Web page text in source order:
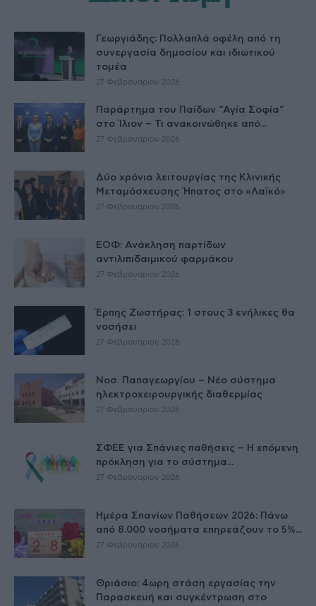
Γεωργιάδης: Πολλαπλά οφέλη από τη
συνεργασία δημοσίου και ιδιωτικού
τομέα
27 Φεβρουαρίου 2026
Παράρτημα του Παίδων “Αγία Σοφία”
στο Ίλιον – Τι ανακοινώθηκε από...
27 Φεβρουαρίου 2026
Δύο χρόνια λειτουργίας της Κλινικής
Μεταμόσχευσης Ήπατος στο «Λαϊκό»
27 Φεβρουαρίου 2026
ΕΟΦ: Ανάκληση παρτίδων
αντιλιπιδαιμικού φαρμάκου
27 Φεβρουαρίου 2026
Έρπης Ζωστήρας: 1 στους 3 ενήλικες θα
νοσήσει
27 Φεβρουαρίου 2026
Νοσ. Παπαγεωργίου – Νέο σύστημα
ηλεκτροχειρουργικής διαθερμίας
27 Φεβρουαρίου 2026
ΣΦΕΕ για Σπάνιες παθήσεις – Η επόμενη
πρόκληση για το σύστημα...
27 Φεβρουαρίου 2026
Ημέρα Σπανίων Παθήσεων 2026: Πάνω
από 8.000 νοσήματα επηρεάζουν το 5%...
27 Φεβρουαρίου 2026
Θριάσιο: 4ωρη στάση εργασίας την
Παρασκευή και συγκέντρωση στο